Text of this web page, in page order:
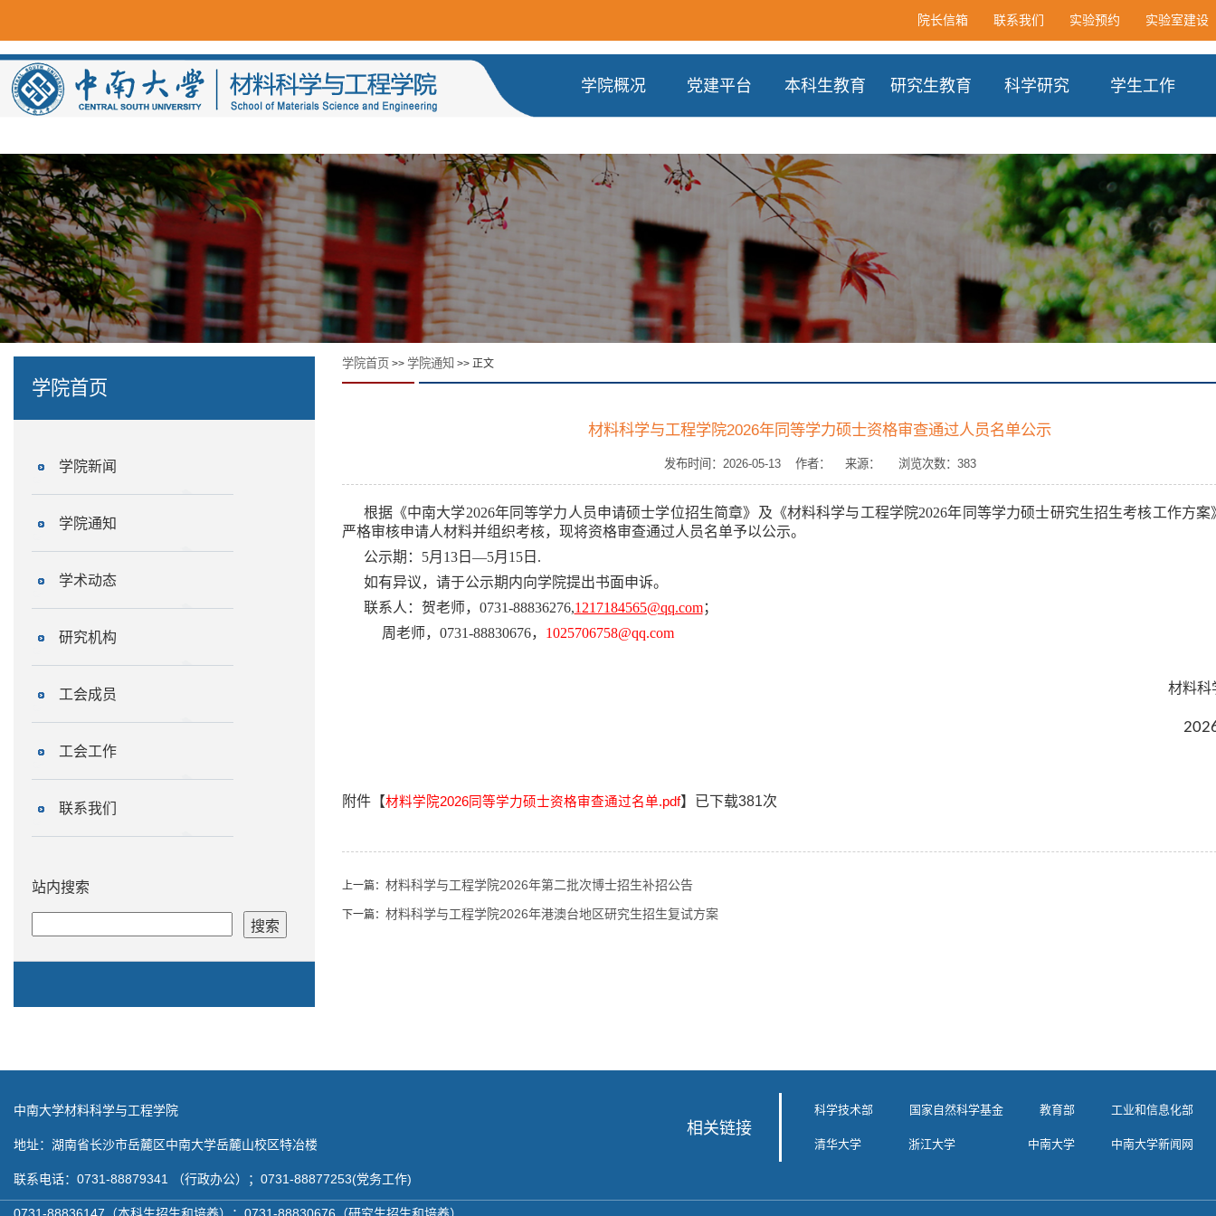
院长信箱 联系我们 实验预约 实验室建设
学院概况 党建平台 本科生教育 研究生教育 科学研究 学生工作
学院首页
学院新闻
学院通知
学术动态
研究机构
工会成员
工会工作
联系我们
站内搜索
学院首页 >> 学院通知 >> 正文
材料科学与工程学院2026年同等学力硕士资格审查通过人员名单公示
发布时间：2026-05-13 作者： 来源： 浏览次数： 383
根据《中南大学2026年同等学力人员申请硕士学位招生简章》及《材料科学与工程学院2026年同等学力硕士研究生招生考核工作方案
严格审核申请人材料并组织考核，现将资格审查通过人员名单予以公示。
公示期：5月13日—5月15日.
如有异议，请于公示期内向学院提出书面申诉。
联系人：贺老师，0731-88836276,1217184565@qq.com；
周老师，0731-88830676， 1025706758@qq.com
材料科
附件【材料学院2026同等学力硕士资格审查通过名单.pdf】已下载381次
上一篇： 材料科学与工程学院2026年第二批次博士招生补招公告
下一篇： 材料科学与工程学院2026年港澳台地区研究生招生复试方案
中南大学材料科学与工程学院
地址：湖南省长沙市岳麓区中南大学岳麓山校区特冶楼
联系电话：0731-88879341 （行政办公）；0731-88877253(党务工作)
0731-88836147（本科生招生和培养）；0731-88830676（研究生招生和培养）
相关链接
科学技术部 国家自然科学基金 教育部 工业和信息化部
清华大学 浙江大学 中南大学 中南大学新闻网